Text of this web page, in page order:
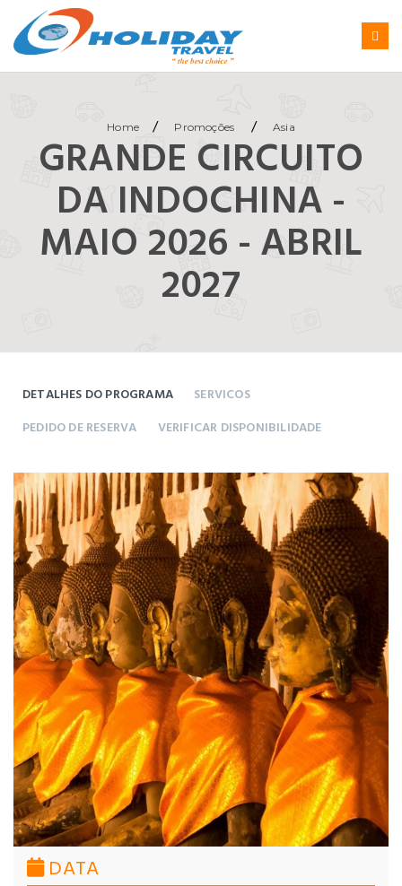
Home / Promoções / Asia
GRANDE CIRCUITO
DA INDOCHINA -
MAIO 2026 - ABRIL
2027
DETALHES DO PROGRAMA
SERVICOS
PEDIDO DE RESERVA
VERIFICAR DISPONIBILIDADE
DATA